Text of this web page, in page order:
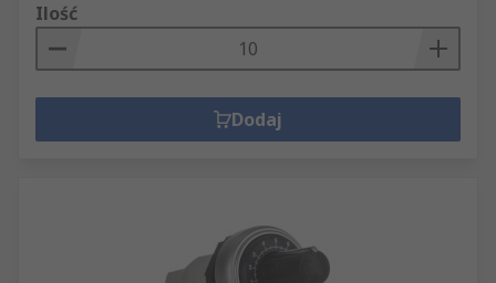
Ilość
Dodaj